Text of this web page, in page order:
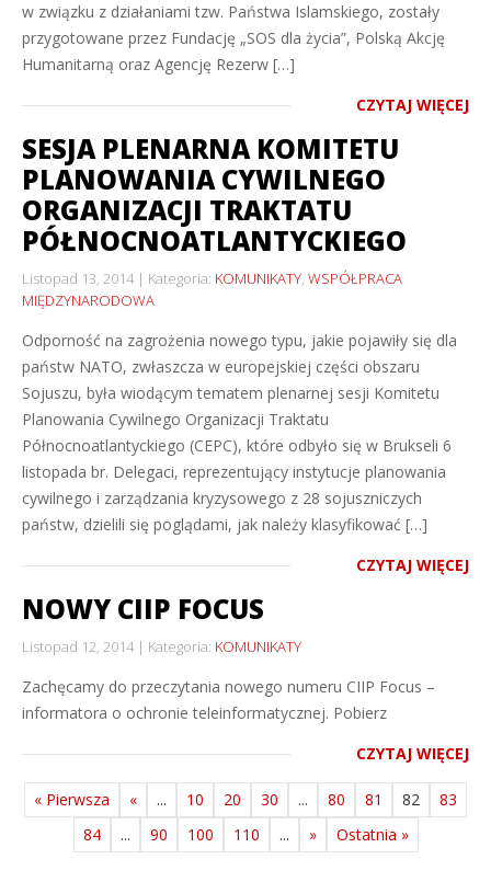
w związku z działaniami tzw. Państwa Islamskiego, zostały
przygotowane przez Fundację „SOS dla życia”, Polską Akcję
Humanitarną oraz Agencję Rezerw […]
CZYTAJ WIĘCEJ
SESJA PLENARNA KOMITETU
PLANOWANIA CYWILNEGO
ORGANIZACJI TRAKTATU
PÓŁNOCNOATLANTYCKIEGO
Listopad 13, 2014 Kategoria: KOMUNIKATY, WSPÓŁPRACA
MIĘDZYNARODOWA
Odporność na zagrożenia nowego typu, jakie pojawiły się dla
państw NATO, zwłaszcza w europejskiej części obszaru
Sojuszu, była wiodącym tematem plenarnej sesji Komitetu
Planowania Cywilnego Organizacji Traktatu
Północnoatlantyckiego (CEPC), które odbyło się w Brukseli 6
listopada br. Delegaci, reprezentujący instytucje planowania
cywilnego i zarządzania kryzysowego z 28 sojuszniczych
państw, dzielili się poglądami, jak należy klasyfikować […]
CZYTAJ WIĘCEJ
NOWY CIIP FOCUS
Listopad 12, 2014 Kategoria: KOMUNIKATY
Zachęcamy do przeczytania nowego numeru CIIP Focus –
informatora o ochronie teleinformatycznej. Pobierz
CZYTAJ WIĘCEJ
« Pierwsza « ... 10 20 30 ... 80 81 82
83
84
... 90 100 110 ... » Ostatnia »